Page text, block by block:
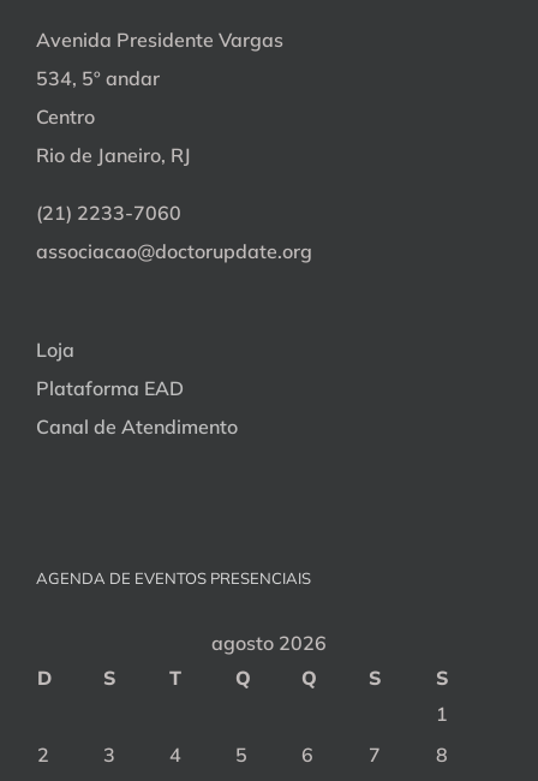
Avenida Presidente Vargas
534, 5º andar
Centro
Rio de Janeiro, RJ
(21) 2233-7060
associacao@doctorupdate.org
Loja
Plataforma EAD
Canal de Atendimento
AGENDA DE EVENTOS PRESENCIAIS
agosto 2026
D
S T Q Q S
S
1
2
3 4 5 6 7 8